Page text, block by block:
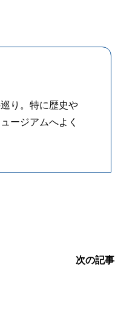
り。特に歴史や
ージアムへよく
次の記事